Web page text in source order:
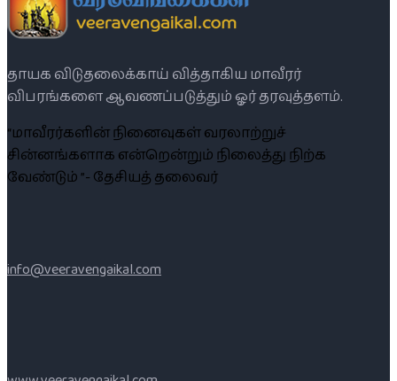
தாயக விடுதலைக்காய் வித்தாகிய மாவீரர்
விபரங்களை ஆவணப்படுத்தும் ஓர் தரவுத்தளம்.
“மாவீரர்களின் நினைவுகள் வரலாற்றுச்
சின்னங்களாக என்றென்றும் நிலைத்து நிற்க
வேண்டும் ”- தேசியத் தலைவர்
info@veeravengaikal.com